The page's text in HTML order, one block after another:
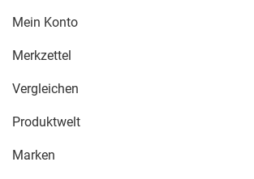
Mein Konto
Merkzettel
Vergleichen
Produktwelt
Marken